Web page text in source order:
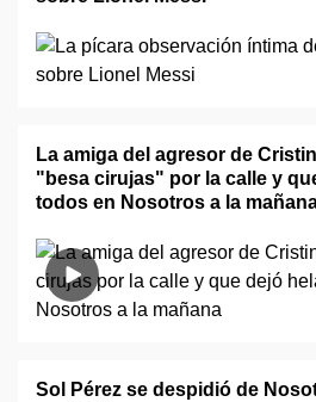
La amiga del agresor de
"besa cirujas" por la calle y
todos en Nosotros a la
Sol Pérez se despidió de